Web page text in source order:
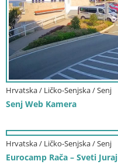
Hrvatska / Ličko-Senjska / Senj
Senj Web Kamera
Hrvatska / Ličko-Senjska / Senj
Eurocamp Rača – Sveti Juraj